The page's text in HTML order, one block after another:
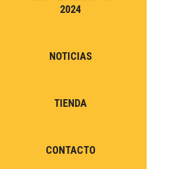
2024
NOTICIAS
TIENDA
CONTACTO